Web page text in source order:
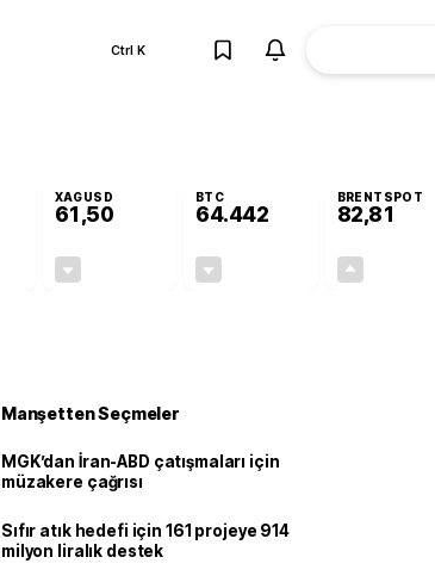
Ctrl K
XAGUSD
61,50
BTC
64.442
BRENTSPOT
82,81
Manşetten Seçmeler
MGK’dan İran-ABD çatışmaları için
müzakere çağrısı
Sıfır atık hedefi için 161 projeye 914
milyon liralık destek